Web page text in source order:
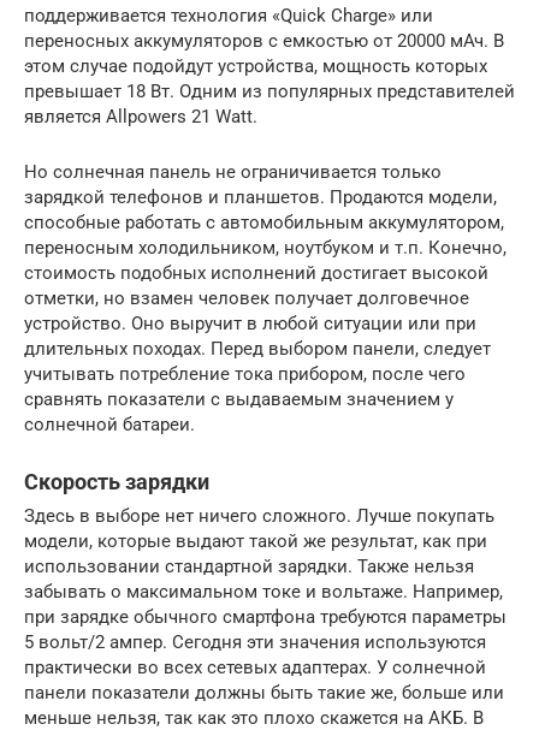
поддерживается технология «Quick Charge» или
переносных аккумуляторов с емкостью от 20000 мАч. В
этом случае подойдут устройства, мощность которых
превышает 18 Вт. Одним из популярных представителей
является Allpowers 21 Watt.
Но солнечная панель не ограничивается только
зарядкой телефонов и планшетов. Продаются модели,
способные работать с автомобильным аккумулятором,
переносным холодильником, ноутбуком и т.п. Конечно,
стоимость подобных исполнений достигает высокой
отметки, но взамен человек получает долговечное
устройство. Оно выручит в любой ситуации или при
длительных походах. Перед выбором панели, следует
учитывать потребление тока прибором, после чего
сравнять показатели с выдаваемым значением у
солнечной батареи.
Скорость зарядки
Здесь в выборе нет ничего сложного. Лучше покупать
модели, которые выдают такой же результат, как при
использовании стандартной зарядки. Также нельзя
забывать о максимальном токе и вольтаже. Например,
при зарядке обычного смартфона требуются параметры
5 вольт/2 ампер. Сегодня эти значения используются
практически во всех сетевых адаптерах. У солнечной
панели показатели должны быть такие же, больше или
меньше нельзя, так как это плохо скажется на АКБ. В